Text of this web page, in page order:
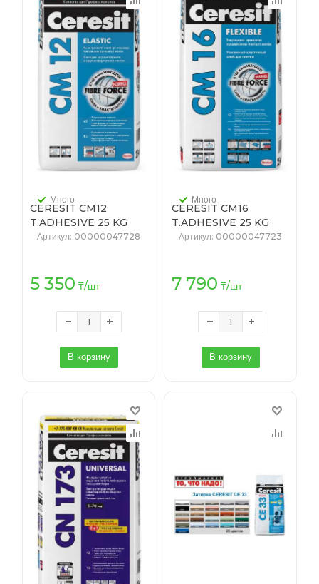
CERESIT CM12
T.ADHESIVE 25 KG
KZ/RU (48)
Много
Артикул: 00000047728
5 350 ₸/шт
В корзину
CERESIT CM16
T.ADHESIVE 25 KG
KZ/RU (48)
Много
Артикул: 00000047723
7 790 ₸/шт
В корзину